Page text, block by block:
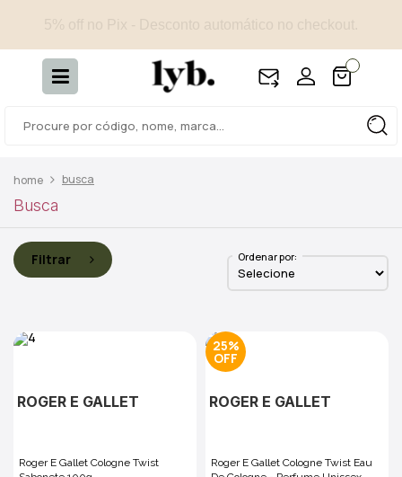
busca
Busca
Filtrar Ordenar por:
ROGER E GALLET
Roger E Gallet Cologne Twist
25%
ROGER E GALLET
Roger E Gallet Cologne Twist Eau